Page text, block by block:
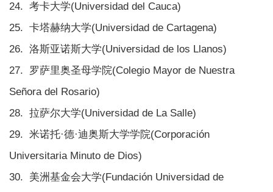
24. 考卡大学(Universidad del Cauca)
25. 卡塔赫纳大学(Universidad de Cartagena)
26. 洛斯亚诺斯大学(Universidad de los Llanos)
27. 罗萨里奥圣母学院(Colegio Mayor de Nuestra
Señora del Rosario)
28. 拉萨尔大学(Universidad de La Salle)
29. 米诺托·德·迪奥斯大学学院(Corporación
Universitaria Minuto de Dios)
30. 美洲基金会大学(Fundación Universidad de